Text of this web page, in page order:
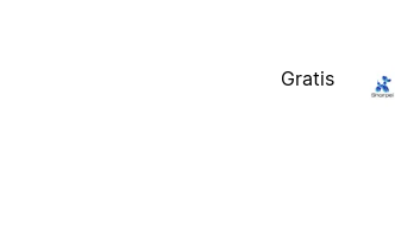
Gratis